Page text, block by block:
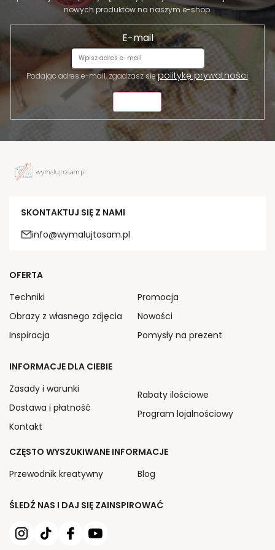
nowych produktów na naszym e-shop.
E-mail
Podając adres e-mail, zgadzasz siępolitykę prywatności.
SKONTAKTUJ SIĘ Z NAMI
info@wymalujtosam.pl
ŚLEDŹ NAS I DAJ SIĘ ZAINSPIROWAĆ
OFERTA
Techniki
Obrazy z własnego zdjęcia
Inspiracja
Promocja
Nowości
Pomysły na prezent
INFORMACJE DLA CIEBIE
Zasady i warunki
Dostawa i płatność
Kontakt
Rabaty ilościowe
Program lojalnościowy
CZĘSTO WYSZUKIWANE INFORMACJE
Przewodnik kreatywny
Blog